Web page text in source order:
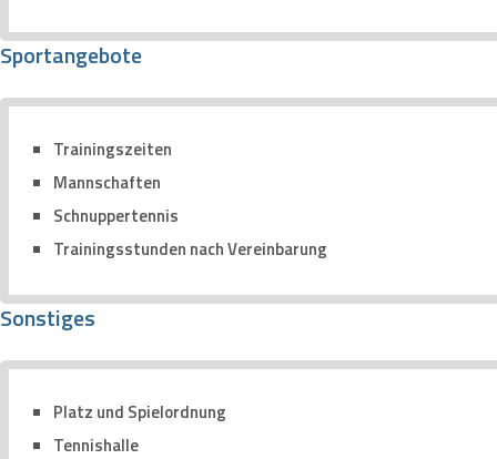
Sportangebote
Trainingszeiten
Mannschaften
Schnuppertennis
Trainingsstunden nach Vereinbarung
Sonstiges
Platz und Spielordnung
Tennishalle